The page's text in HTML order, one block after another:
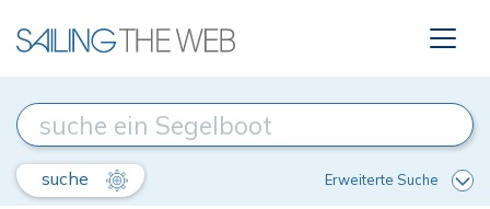
suche Erweiterte Suche